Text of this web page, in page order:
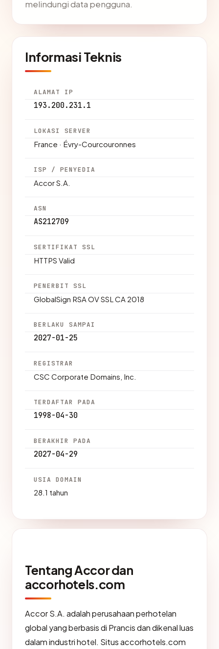
melindungi data pengguna.
Informasi Teknis
ALAMAT IP
193.200.231.1
LOKASI SERVER
France · Évry-Courcouronnes
ISP / PENYEDIA
Accor S.A.
ASN
AS212709
SERTIFIKAT SSL
HTTPS Valid
PENERBIT SSL
GlobalSign RSA OV SSL CA 2018
BERLAKU SAMPAI
2027-01-25
REGISTRAR
CSC Corporate Domains, Inc.
TERDAFTAR PADA
1998-04-30
BERAKHIR PADA
2027-04-29
USIA DOMAIN
28.1 tahun
Tentang Accor dan
accorhotels.com
Accor S.A. adalah perusahaan perhotelan
global yang berbasis di Prancis dan dikenal luas
dalam industri hotel. Situs accorhotels.com